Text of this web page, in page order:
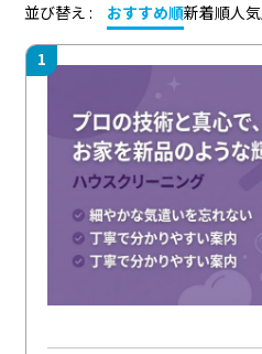
並び替え :
おすすめ順新着順人
1